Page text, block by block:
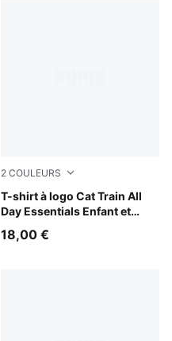
2 COULEURS
T-shirt à logo Cat Train All
Day Essentials Enfant et
Royal Sapphire
18,00 €